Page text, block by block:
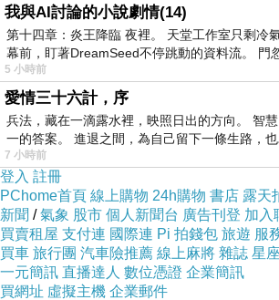
更或許早在2015年、找可樂熊演
音樂會的時候，我就已經決定如
這場紀念音樂會，就要找可樂熊
場活動重新編曲十幾首往後不一
出的歌，到底還有誰會做這麼
工。）
原本想說既然都注定要賠，主辦
雖然個人籌備能力有限，但該給
能做到的範圍內盡量貼給他們，
段時間之後，瘦瘦又傳了一則訊
「我們想說做一張ZARD的翻唱EP
我與AI討論的小說劇情(14)
第十四章：炎王降臨 夜裡。 天堂工作室只剩冷
幕前，盯著DreamSeed不停跳動的資料流。 門
5 小時前
愛情三十六計，序
兵法，藏在一滴露水裡，映照日出的方向。 智
一的答案。 進退之間，為自己留下一條生路，
7 小時前
登入 註冊
PChome首頁 線上購物 24h購物 書店 露天
新聞 /氣象 股市 個人新聞台 廣告刊登 加入
買賣租屋 支付連 國際連 Pi 拍錢包 旅遊 服
買車 旅行團 汽車險推薦 線上麻將 雜誌 星
一元簡訊 直播達人 數位憑證 企業簡訊
買網址 虛擬主機 企業郵件